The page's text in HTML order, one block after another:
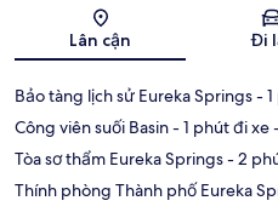
Lân cận Đi
Bảo tàng lịch sử Eureka Springs-
Công viên suối Basin- 1 phút đi xe
Tòa sơ thẩm Eureka Springs- 2
Thính phòng Thành phố Eureka